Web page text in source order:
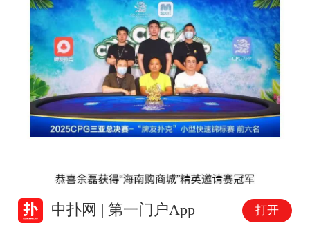
中扑网 | 第一门户App 打开